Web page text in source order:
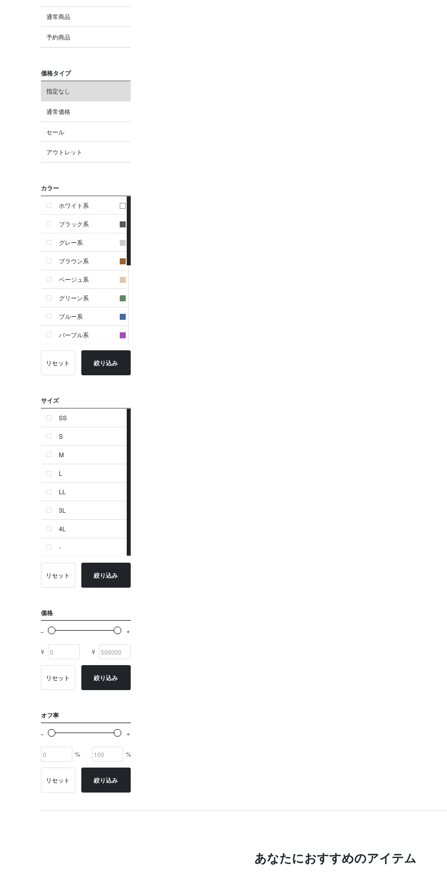
通常商品
予約商品
価格タイプ
指定なし
通常価格
セール
アウトレット
カラー
ホワイト系
ブラック系
グレー系
ブラウン系
ベージュ系
グリーン系
ブルー系
パープル系
イエロー系
オレンジ系
シルバー系
ゴールド系
その他
イニシャル
OTHERS
リセット 絞り込み
サイズ
SS
S
M
L
LL
3L
4L
-
リセット 絞り込み
価格
¥ ¥
リセット 絞り込み
オフ率
% %
リセット 絞り込み
あなたにおすすめのアイテム